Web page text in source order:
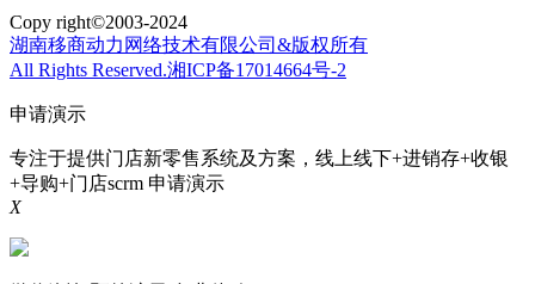
Copy right©2003-2024
湖南移商动力网络技术有限公司&版权所有
All Rights Reserved.湘ICP备17014664号-2
申请演示
专注于提供门店新零售系统及方案，线上线下+进销存+收银
+导购+门店scrm 申请演示
X